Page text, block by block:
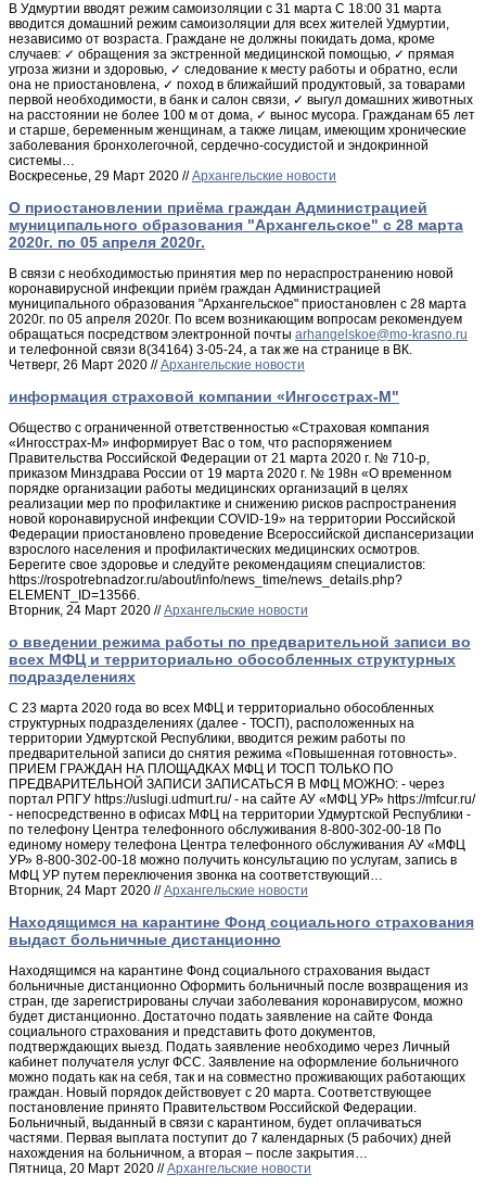
В Удмуртии вводят режим самоизоляции с 31 марта С 18:00 31 марта
вводится домашний режим самоизоляции для всех жителей Удмуртии,
независимо от возраста. Граждане не должны покидать дома, кроме
случаев: ✓ обращения за экстренной медицинской помощью, ✓ прямая
угроза жизни и здоровью, ✓ следование к месту работы и обратно, если
она не приостановлена, ✓ поход в ближайший продуктовый, за товарами
первой необходимости, в банк и салон связи, ✓ выгул домашних животных
на расстоянии не более 100 м от дома, ✓ вынос мусора. Гражданам 65 лет
и старше, беременным женщинам, а также лицам, имеющим хронические
заболевания бронхолегочной, сердечно-сосудистой и эндокринной
системы…
Воскресенье, 29 Март 2020 //Архангельские новости
О приостановлении приёма граждан Администрацией
муниципального образования "Архангельское" с 28 марта
2020г. по 05 апреля 2020г.
В связи с необходимостью принятия мер по нераспространению новой
коронавирусной инфекции приём граждан Администрацией
муниципального образования "Архангельское" приостановлен с 28 марта
2020г. по 05 апреля 2020г. По всем возникающим вопросам рекомендуем
обращаться посредством электронной почты
и телефонной связи 8(34164) 3-05-24, а так же на странице в ВК.
Четверг, 26 Март 2020 //Архангельские новости
информация страховой компании «Ингосстрах-М"
Общество с ограниченной ответственностью «Страховая компания
«Ингосстрах-М» информирует Вас о том, что распоряжением
Правительства Российской Федерации от 21 марта 2020 г. № 710-р,
приказом Минздрава России от 19 марта 2020 г. № 198н «О временном
порядке организации работы медицинских организаций в целях
реализации мер по профилактике и снижению рисков распространения
новой коронавирусной инфекции COVID-19» на территории Российской
Федерации приостановлено проведение Всероссийской диспансеризации
взрослого населения и профилактических медицинских осмотров.
Берегите свое здоровье и следуйте рекомендациям специалистов:
https://rospotrebnadzor.ru/about/info/news_time/news_details.php?
ELEMENT_ID=13566.
Вторник, 24 Март 2020 //Архангельские новости
о введении режима работы по предварительной записи во
всех МФЦ и территориально обособленных структурных
подразделениях
С 23 марта 2020 года во всех МФЦ и территориально обособленных
структурных подразделениях (далее - ТОСП), расположенных на
территории Удмуртской Республики, вводится режим работы по
предварительной записи до снятия режима «Повышенная готовность».
ПРИЕМ ГРАЖДАН НА ПЛОЩАДКАХ МФЦ И ТОСП ТОЛЬКО ПО
ПРЕДВАРИТЕЛЬНОЙ ЗАПИСИ ЗАПИСАТЬСЯ В МФЦ МОЖНО: - через
портал РПГУ https://uslugi.udmurt.ru/ - на сайте АУ «МФЦ УР» https://mfcur.ru/
- непосредственно в офисах МФЦ на территории Удмуртской Республики -
по телефону Центра телефонного обслуживания 8-800-302-00-18 По
единому номеру телефона Центра телефонного обслуживания АУ «МФЦ
УР» 8-800-302-00-18 можно получить консультацию по услугам, запись в
МФЦ УР путем переключения звонка на соответствующий…
Вторник, 24 Март 2020 //Архангельские новости
Находящимся на карантине Фонд социального страхования
выдаст больничные дистанционно
Находящимся на карантине Фонд социального страхования выдаст
больничные дистанционно Оформить больничный после возвращения из
стран, где зарегистрированы случаи заболевания коронавирусом, можно
будет дистанционно. Достаточно подать заявление на сайте Фонда
социального страхования и представить фото документов,
подтверждающих выезд. Подать заявление необходимо через Личный
кабинет получателя услуг ФСС. Заявление на оформление больничного
можно подать как на себя, так и на совместно проживающих работающих
граждан. Новый порядок действовует с 20 марта. Соответствующее
постановление принято Правительством Российской Федерации.
Больничный, выданный в связи с карантином, будет оплачиваться
частями. Первая выплата поступит до 7 календарных (5 рабочих) дней
нахождения на больничном, а вторая – после закрытия…
Пятница, 20 Март 2020 //Архангельские новости